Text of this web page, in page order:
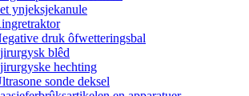
ynjeksjekanule
druk ôfwetteringsbal
blêd
hechting
sonde deksel